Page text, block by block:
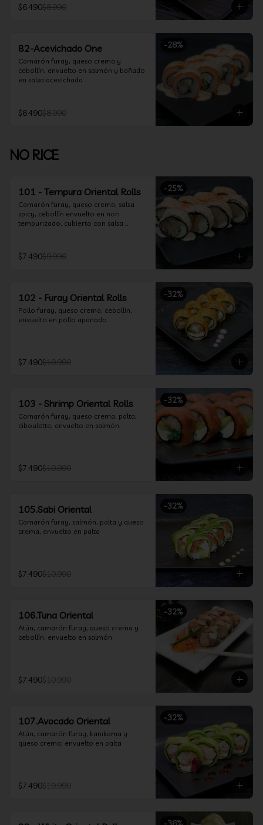
$6.490$8.990
-28%
82-Acevichado One
Camarón furay, queso crema y
cebollín, envuelto en salmón y bañado
en salsa acevichada
$6.490$8.990
NO RICE
-25%
101 - Tempura Oriental Rolls
Camarón furay, queso crema, salsa
spicy, cebollín envuelto en nori
tempurizado, cubierto con salsa
$7.490$9.990
-32%
102 - Furay Oriental Rolls
Pollo furay, queso crema, cebollín,
envuelto en pollo apanado
$7.490$10.990
-32%
103 - Shrimp Oriental Rolls
Camarón furay, queso crema, palta,
ciboulette, envuelto en salmón
$7.490$10.990
-32%
105.Sabi Oriental
Camarón furay, salmón, palta y queso
crema, envuelto en palta
$7.490$10.990
-32%
106.Tuna Oriental
Atún, camarón furay, queso crema y
cebollín, envuelto en salmón
$7.490$10.990
-32%
107.Avocado Oriental
Atún, camarón furay, kanikama y
queso crema, envuelto en palta
$7.490$10.990